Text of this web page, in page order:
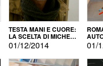
TESTA MANI E CUORE:
LA SCELTA DI MICHELE
BARBERIO
01/12/2014 01/